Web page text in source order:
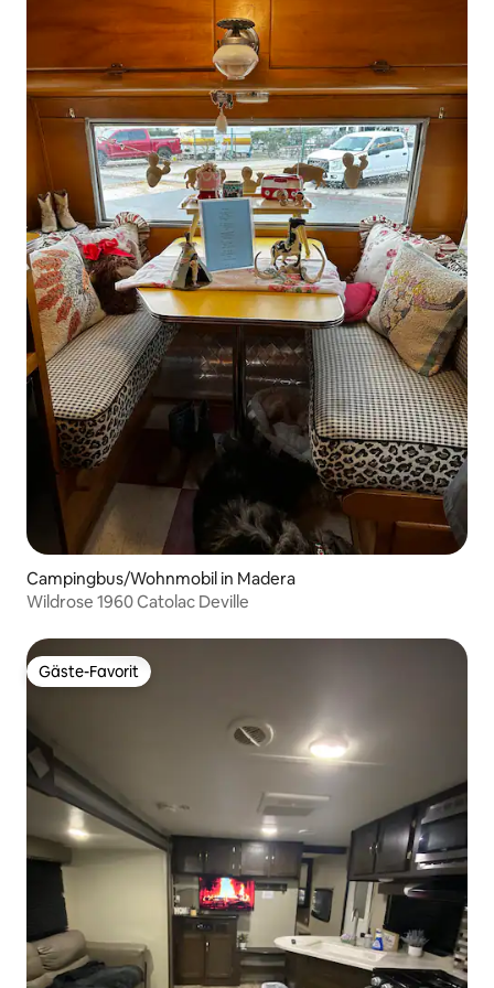
Campingbus/Wohnmobil in Madera
Wildrose 1960 Catolac Deville
Gäste-Favorit
Gäste-Favorit